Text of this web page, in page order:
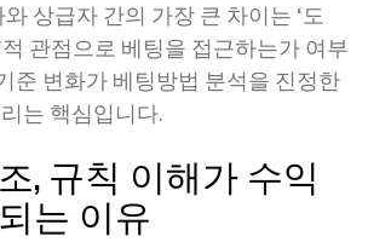
상급자 간의 가장 큰 차이는 ‘도
적 관점으로 베팅을 접근하는가 여부
준 변화가 베팅방법 분석을 진정한
는 핵심입니다.
, 규칙 이해가 수익
는 이유